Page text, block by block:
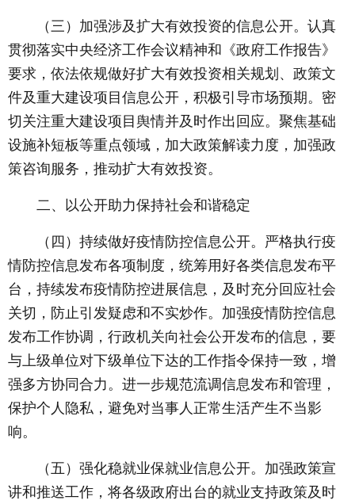
（三）加强涉及扩大有效投资的信息公开。认真
贯彻落实中央经济工作会议精神和《政府工作报告》
要求，依法依规做好扩大有效投资相关规划、政策文
件及重大建设项目信息公开，积极引导市场预期。密
切关注重大建设项目舆情并及时作出回应。聚焦基础
设施补短板等重点领域，加大政策解读力度，加强政
策咨询服务，推动扩大有效投资。
二、以公开助力保持社会和谐稳定
（四）持续做好疫情防控信息公开。严格执行疫
情防控信息发布各项制度，统筹用好各类信息发布平
台，持续发布疫情防控进展信息，及时充分回应社会
关切，防止引发疑虑和不实炒作。加强疫情防控信息
发布工作协调，行政机关向社会公开发布的信息，要
与上级单位对下级单位下达的工作指令保持一致，增
强多方协同合力。进一步规范流调信息发布和管理，
保护个人隐私，避免对当事人正常生活产生不当影
响。
（五）强化稳就业保就业信息公开。加强政策宣
讲和推送工作，将各级政府出台的就业支持政策及时